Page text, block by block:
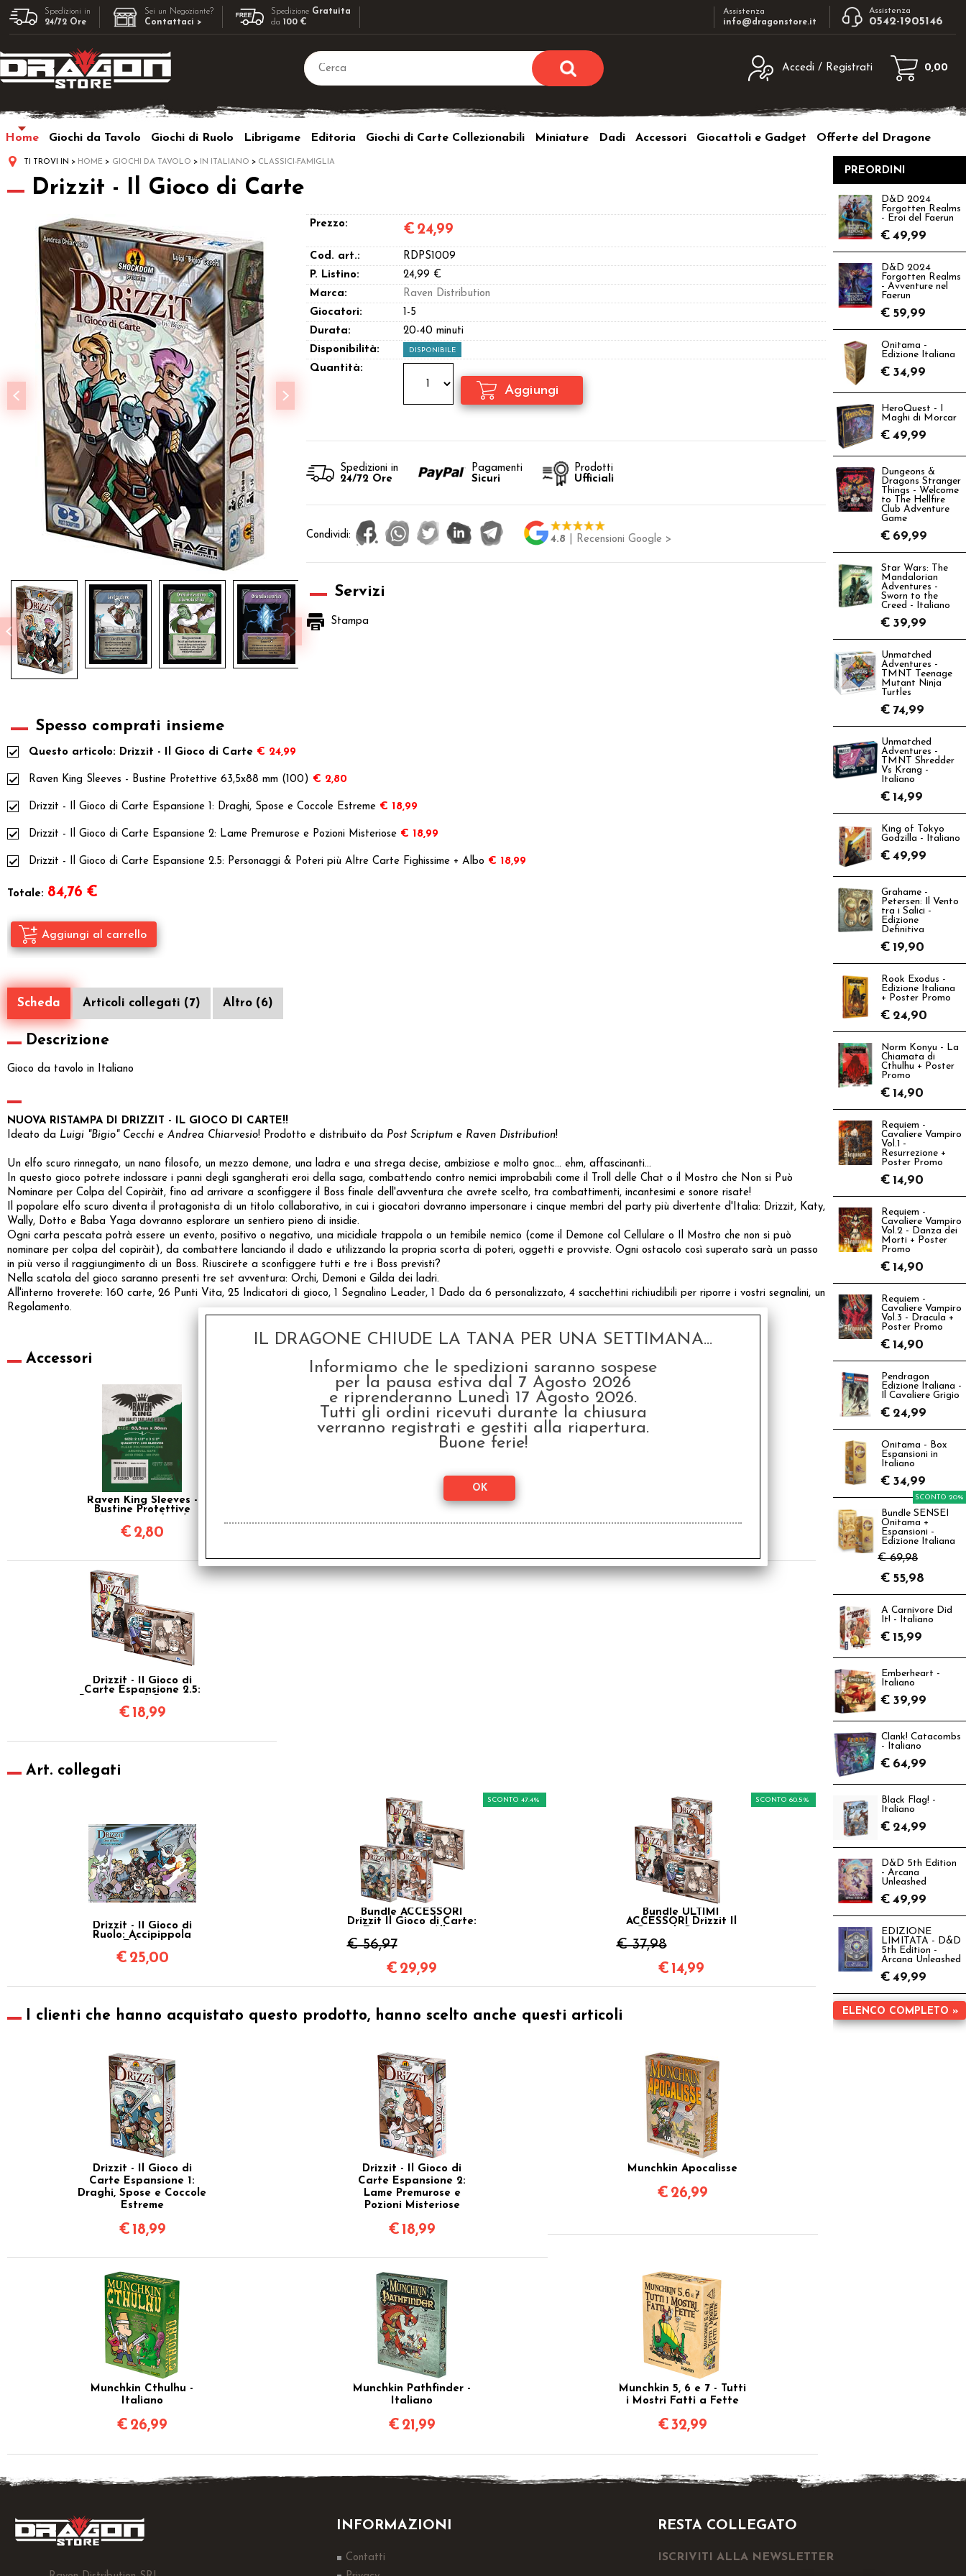
Spedizioni in
24/72 Ore
Sei un Negoziante?
Contattaci >
Spedizione Gratuita
da100 €
Assistenza
info@dragonstore.it
Assistenza
0542-1905146
Accedi / Registrati
utente e la password e poi clicca sul
Password:
sito clicca sul pulsante "Registrati"
0,00
Home Giochi da Tavolo Giochi di Ruolo Librigame Editoria Giochi di Carte Collezionabili Miniature Dadi Accessori Giocattoli e Gadget Offerte del Dragone
TI TROVI IN HOME GIOCHI DA TAVOLO IN ITALIANO CLASSICI-FAMIGLIA
Drizzit - Il Gioco di Carte
Prezzo: € 24,99
Cod. art.:
RDPS1009
P. Listino:
24,99 €
Marca:
Raven Distribution
Giocatori:
1-5
Durata:
20-40 minuti
Disponibilità:
DISPONIBILE
Quantità:
Spedizioni in
24/72 Ore
Pagamenti
Sicuri
Prodotti
Ufficiali
Condividi: 4.8 | Recensioni Google >
Servizi
Stampa
Spesso comprati insieme
Questo articolo: Drizzit - Il Gioco di Carte € 24,99
Raven King Sleeves - Bustine Protettive 63,5x88 mm (100) € 2,80
Drizzit - Il Gioco di Carte Espansione 1: Draghi, Spose e Coccole Estreme € 18,99
Drizzit - Il Gioco di Carte Espansione 2: Lame Premurose e Pozioni Misteriose € 18,99
Drizzit - Il Gioco di Carte Espansione 2.5: Personaggi & Poteri più Altre Carte Fighissime + Albo € 18,99
Totale: 84,76 €
Scheda Articoli collegati (7) Altro (6)
Descrizione
Gioco da tavolo in Italiano
NUOVA RISTAMPA DI DRIZZIT - IL GIOCO DI CARTE!!
Ideato da Luigi "Bigio" Cecchi e Andrea Chiarvesio! Prodotto e distribuito da Post Scriptum e Raven Distribution!
Un elfo scuro rinnegato, un nano filosofo, un mezzo demone, una ladra e una strega decise, ambiziose e molto gnoc... ehm, affascinanti...
In questo gioco potrete indossare i panni degli sgangherati eroi della saga, combattendo contro nemici improbabili come il Troll delle Chat o il Mostro che Non si Può
Nominare per Colpa del Copiràit, fino ad arrivare a sconfiggere il Boss finale dell'avventura che avrete scelto, tra combattimenti, incantesimi e sonore risate!
Il popolare elfo scuro diventa il protagonista di un titolo collaborativo, in cui i giocatori dovranno impersonare i cinque membri del party più divertente d'Italia: Drizzit, Katy,
Wally, Dotto e Baba Yaga dovranno esplorare un sentiero pieno di insidie.
Ogni carta pescata potrà essere un evento, positivo o negativo, una micidiale trappola o un temibile nemico (come il Demone col Cellulare o Il Mostro che non si può
nominare per colpa del copiràit), da combattere lanciando il dado e utilizzando la propria scorta di poteri, oggetti e provviste. Ogni ostacolo così superato sarà un passo
in più verso il raggiungimento di un Boss. Riuscirete a sconfiggere tutti e tre i Boss previsti?
Nella scatola del gioco saranno presenti tre set avventura: Orchi, Demoni e Gilda dei ladri.
All'interno troverete: 160 carte, 26 Punti Vita, 25 Indicatori di gioco, 1 Segnalino Leader, 1 Dado da 6 personalizzato, 4 sacchettini richiudibili per riporre i vostri segnalini, un
Regolamento.
Accessori
Raven King Sleeves -
Bustine Protettive
€ 2,80
Drizzit - Il Gioco di
Carte Espansione 1:
Drizzit - Il Gioco di
Carte Espansione 2.5:
Altre Carte Fighissime +
Albo
€ 18,99
Art. collegati
Drizzit - Il Gioco di
Ruolo: Accipippola
€ 25,00
Bundle ACCESSORI
Drizzit Il Gioco di Carte:
Italiano
€ 56,97
SCONTO 47.4%
€ 29,99
Bundle ULTIMI
ACCESSORI Drizzit Il
Espansioni + Albo in
Italiano
€ 37,98
SCONTO 60.5%
€ 14,99
I clienti che hanno acquistato questo prodotto, hanno scelto anche questi articoli
Drizzit - Il Gioco di
Carte Espansione 1:
Draghi, Spose e Coccole
Estreme
€ 18,99
Drizzit - Il Gioco di
Carte Espansione 2:
Lame Premurose e
Pozioni Misteriose
€ 18,99
Munchkin Apocalisse
€ 26,99
Munchkin Cthulhu -
Italiano
€ 26,99
Munchkin Pathfinder -
Italiano
€ 21,99
Munchkin 5, 6 e 7 - Tutti
i Mostri Fatti a Fette
€32,99
PREORDINI
D&D 2024
Forgotten Realms
- Eroi del Faerun
€ 49,99
D&D 2024
Forgotten Realms
- Avventure nel
Faerun
€ 59,99
Onitama -
Edizione Italiana
€ 34,99
HeroQuest - I
Maghi di Morcar
€ 49,99
Dungeons &
Dragons Stranger
Things - Welcome
to The Hellfire
Club Adventure
Game
€ 69,99
Star Wars: The
Mandalorian
Adventures -
Sworn to the
Creed - Italiano
€ 39,99
Unmatched
Adventures -
TMNT Teenage
Mutant Ninja
Turtles
€ 74,99
Unmatched
Adventures -
TMNT Shredder
Vs Krang -
Italiano
€ 14,99
King of Tokyo
Godzilla - Italiano
€ 49,99
Grahame -
Petersen: Il Vento
tra i Salici -
Edizione
Definitiva
€ 19,90
Rook Exodus -
Edizione Italiana
+ Poster Promo
€ 24,90
Norm Konyu - La
Chiamata di
Cthulhu + Poster
Promo
€ 14,90
Requiem -
Cavaliere Vampiro
Vol.1 -
Resurrezione +
Poster Promo
€ 14,90
Requiem -
Cavaliere Vampiro
Vol.2 - Danza dei
Morti + Poster
Promo
€ 14,90
Requiem -
Cavaliere Vampiro
Vol.3 - Dracula +
Poster Promo
€ 14,90
Pendragon
Edizione Italiana -
Il Cavaliere Grigio
€ 24,99
Onitama - Box
Espansioni in
Italiano
€ 34,99
Bundle SENSEI
Onitama +
Espansioni -
Edizione Italiana
€ 69,98
SCONTO 20%
€ 55,98
A Carnivore Did
It! - Italiano
€ 15,99
Emberheart -
Italiano
€ 39,99
Clank! Catacombs
- Italiano
€ 64,99
Black Flag! -
Italiano
€ 24,99
D&D 5th Edition
- Arcana
Unleashed
€ 49,99
EDIZIONE
LIMITATA - D&D
5th Edition -
Arcana Unleashed
€ 49,99
ELENCO COMPLETO »
INFORMAZIONI
Contatti
RESTA COLLEGATO
ISCRIVITI ALLA NEWSLETTER
IL DRAGONE CHIUDE LA TANA PER UNA SETTIMANA...
Informiamo che le spedizioni saranno sospese
per la pausa estiva dal 7 Agosto 2026
e riprenderanno Lunedì 17 Agosto 2026.
Tutti gli ordini ricevuti durante la chiusura
verranno registrati e gestiti alla riapertura.
Buone ferie!